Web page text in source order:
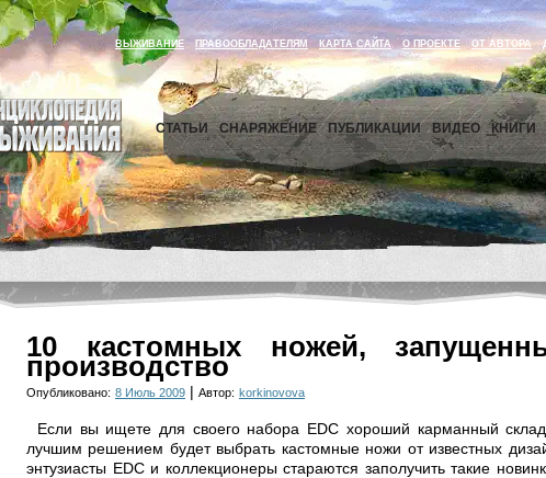
ВЫЖИВАНИЕ ПРАВООБЛАДАТЕЛЯМ КАРТА САЙТА О ПРОЕКТЕ ОТ АВТОРА
СТАТЬИ СНАРЯЖЕНИЕ ПУБЛИКАЦИИ ВИДЕО КНИГИ
10 кастомных ножей,
производство
Опубликовано: 8 Июль 2009 | Автор: korkinovova
Если вы ищете для своего набора EDC хороший карманный
лучшим решением будет выбрать кастомные ножи от известных
энтузиасты EDC и коллекционеры стараются заполучить такие